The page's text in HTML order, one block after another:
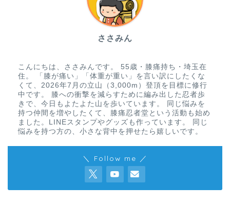
ささみん
こんにちは、ささみんです。 55歳・膝痛持ち・埼玉在
住。 「膝が痛い」「体重が重い」を言い訳にしたくな
くて、2026年7月の立山（3,000m）登頂を目標に修行
中です。 膝への衝撃を減らすために編み出した忍者歩
きで、今日もよたよた山を歩いています。 同じ悩みを
持つ仲間を増やしたくて、膝痛忍者堂という活動も始め
ました。LINEスタンプやグッズも作っています。 同じ
悩みを持つ方の、小さな背中を押せたら嬉しいです。
＼ Follow me ／